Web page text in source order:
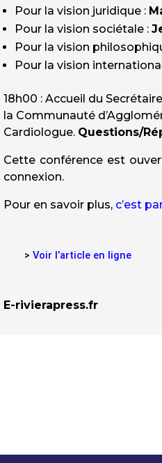
Pour la vision juridique :
Pour la vision sociétale :
Pour la vision
Pour la vision
18h00 : Accueil du
la Communauté
Cardiologue. Questions/
Cette conférence est
connexion.
Pour en savoir plus, c’est
>Voir l’article en ligne
E-rivierapress.fr